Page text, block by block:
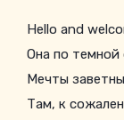
Hello and
Она по темной
Мечты
Там, к